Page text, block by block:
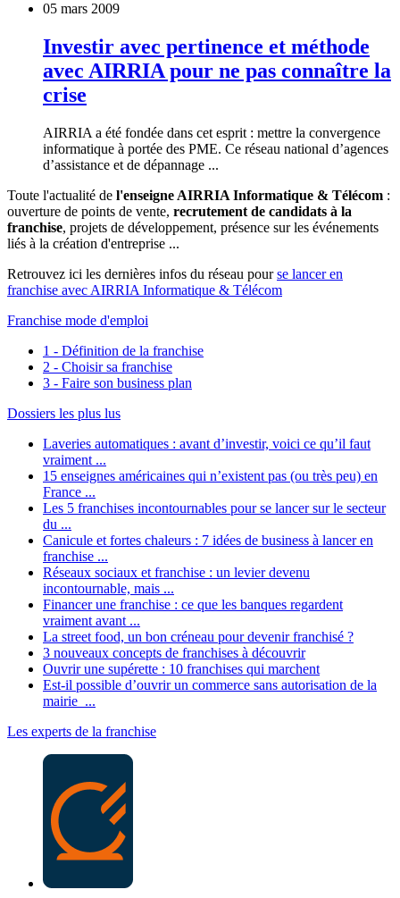
05 mars 2009
Investir avec pertinence et méthode
avec AIRRIA pour ne pas connaître la
crise
AIRRIA a été fondée dans cet esprit : mettre la convergence
informatique à portée des PME. Ce réseau national d’agences
d’assistance et de dépannage ...
Toute l'actualité de l'enseigne AIRRIA Informatique & Télécom :
ouverture de points de vente, recrutement de candidats à la
franchise, projets de développement, présence sur les événements
liés à la création d'entreprise ...
Retrouvez ici les dernières infos du réseau pourse lancer en
franchise avec AIRRIA Informatique & Télécom
Franchise mode d'emploi
1 - Définition de la franchise
2 - Choisir sa franchise
3 - Faire son business plan
Dossiers les plus lus
Laveries automatiques : avant d’investir, voici ce qu’il faut
vraiment ...
15 enseignes américaines qui n’existent pas (ou très peu) en
France ...
Les 5 franchises incontournables pour se lancer sur le secteur
du ...
Canicule et fortes chaleurs : 7 idées de business à lancer en
franchise ...
Réseaux sociaux et franchise : un levier devenu
incontournable, mais ...
Financer une franchise : ce que les banques regardent
vraiment avant ...
La street food, un bon créneau pour devenir franchisé ?
3 nouveaux concepts de franchises à découvrir
Ouvrir une supérette : 10 franchises qui marchent
Est-il possible d’ouvrir un commerce sans autorisation de la
mairie ...
Les experts de la franchise